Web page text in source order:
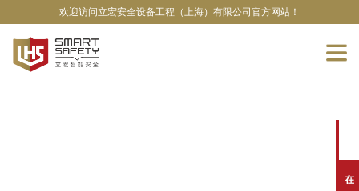
欢迎访问立宏安全设备工程（上海）有限公司官方网站！